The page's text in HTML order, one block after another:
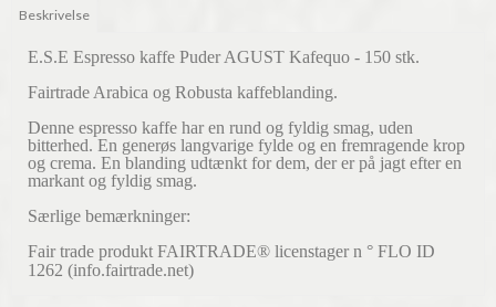
Beskrivelse
E.S.E Espresso kaffe Puder AGUST Kafequo - 150 stk.
Fairtrade Arabica og Robusta kaffeblanding.
Denne espresso kaffe har en rund og fyldig smag, uden
bitterhed. En generøs langvarige fylde og en fremragende krop
og crema. En blanding udtænkt for dem, der er på jagt efter en
markant og fyldig smag.
Særlige bemærkninger:
Fair trade produkt FAIRTRADE® licenstager n ° FLO ID
1262 (info.fairtrade.net)